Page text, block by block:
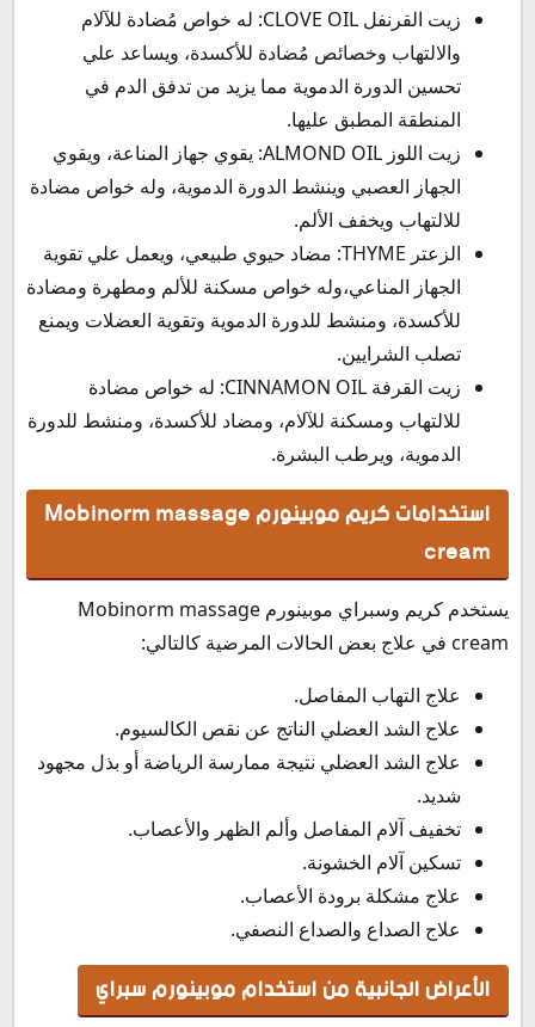
زيت القرنفل CLOVE OIL: له خواص مُضادة للآلام
والالتهاب وخصائص مُضادة للأكسدة، ويساعد علي
تحسين الدورة الدموية مما يزيد من تدفق الدم في
المنطقة المطبق عليها.
زيت اللوز ALMOND OIL: يقوي جهاز المناعة، ويقوي
الجهاز العصبي وينشط الدورة الدموية، وله خواص مضادة
للالتهاب ويخفف الألم.
الزعتر THYME: مضاد حيوي طبيعي، ويعمل علي تقوية
الجهاز المناعي،وله خواص مسكنة للألم ومطهرة ومضادة
للأكسدة، ومنشط للدورة الدموية وتقوية العضلات ويمنع
تصلب الشرايين.
زيت القرفة CINNAMON OIL: له خواص مضادة
للالتهاب ومسكنة للآلام، ومضاد للأكسدة، ومنشط للدورة
الدموية، ويرطب البشرة.
استخدامات كريم موبينورم Mobinorm massage
cream
يستخدم كريم وسبراي موبينورم Mobinorm massage
cream في علاج بعض الحالات المرضية كالتالي:
علاج التهاب المفاصل.
علاج الشد العضلي الناتج عن نقص الكالسيوم.
علاج الشد العضلي نتيجة ممارسة الرياضة أو بذل مجهود
شديد.
تخفيف آلام المفاصل وألم الظهر والأعصاب.
تسكين آلام الخشونة.
علاج مشكلة برودة الأعصاب.
علاج الصداع والصداع النصفي.
الأعراض الجانبية من استخدام موبينورم سبراي